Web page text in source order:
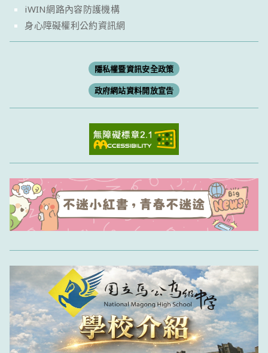
iWIN網路內容防護機構
身心障礙權利公約資訊網
隱私權暨資訊安全政策
政府網站資料開放宣告